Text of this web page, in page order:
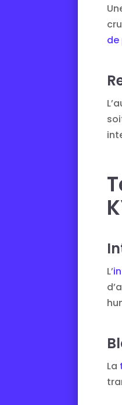
de
L’
La